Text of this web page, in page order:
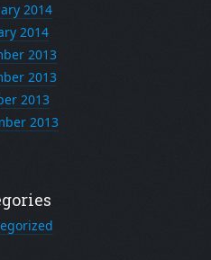
2014
2014
2013
2013
2013
2013